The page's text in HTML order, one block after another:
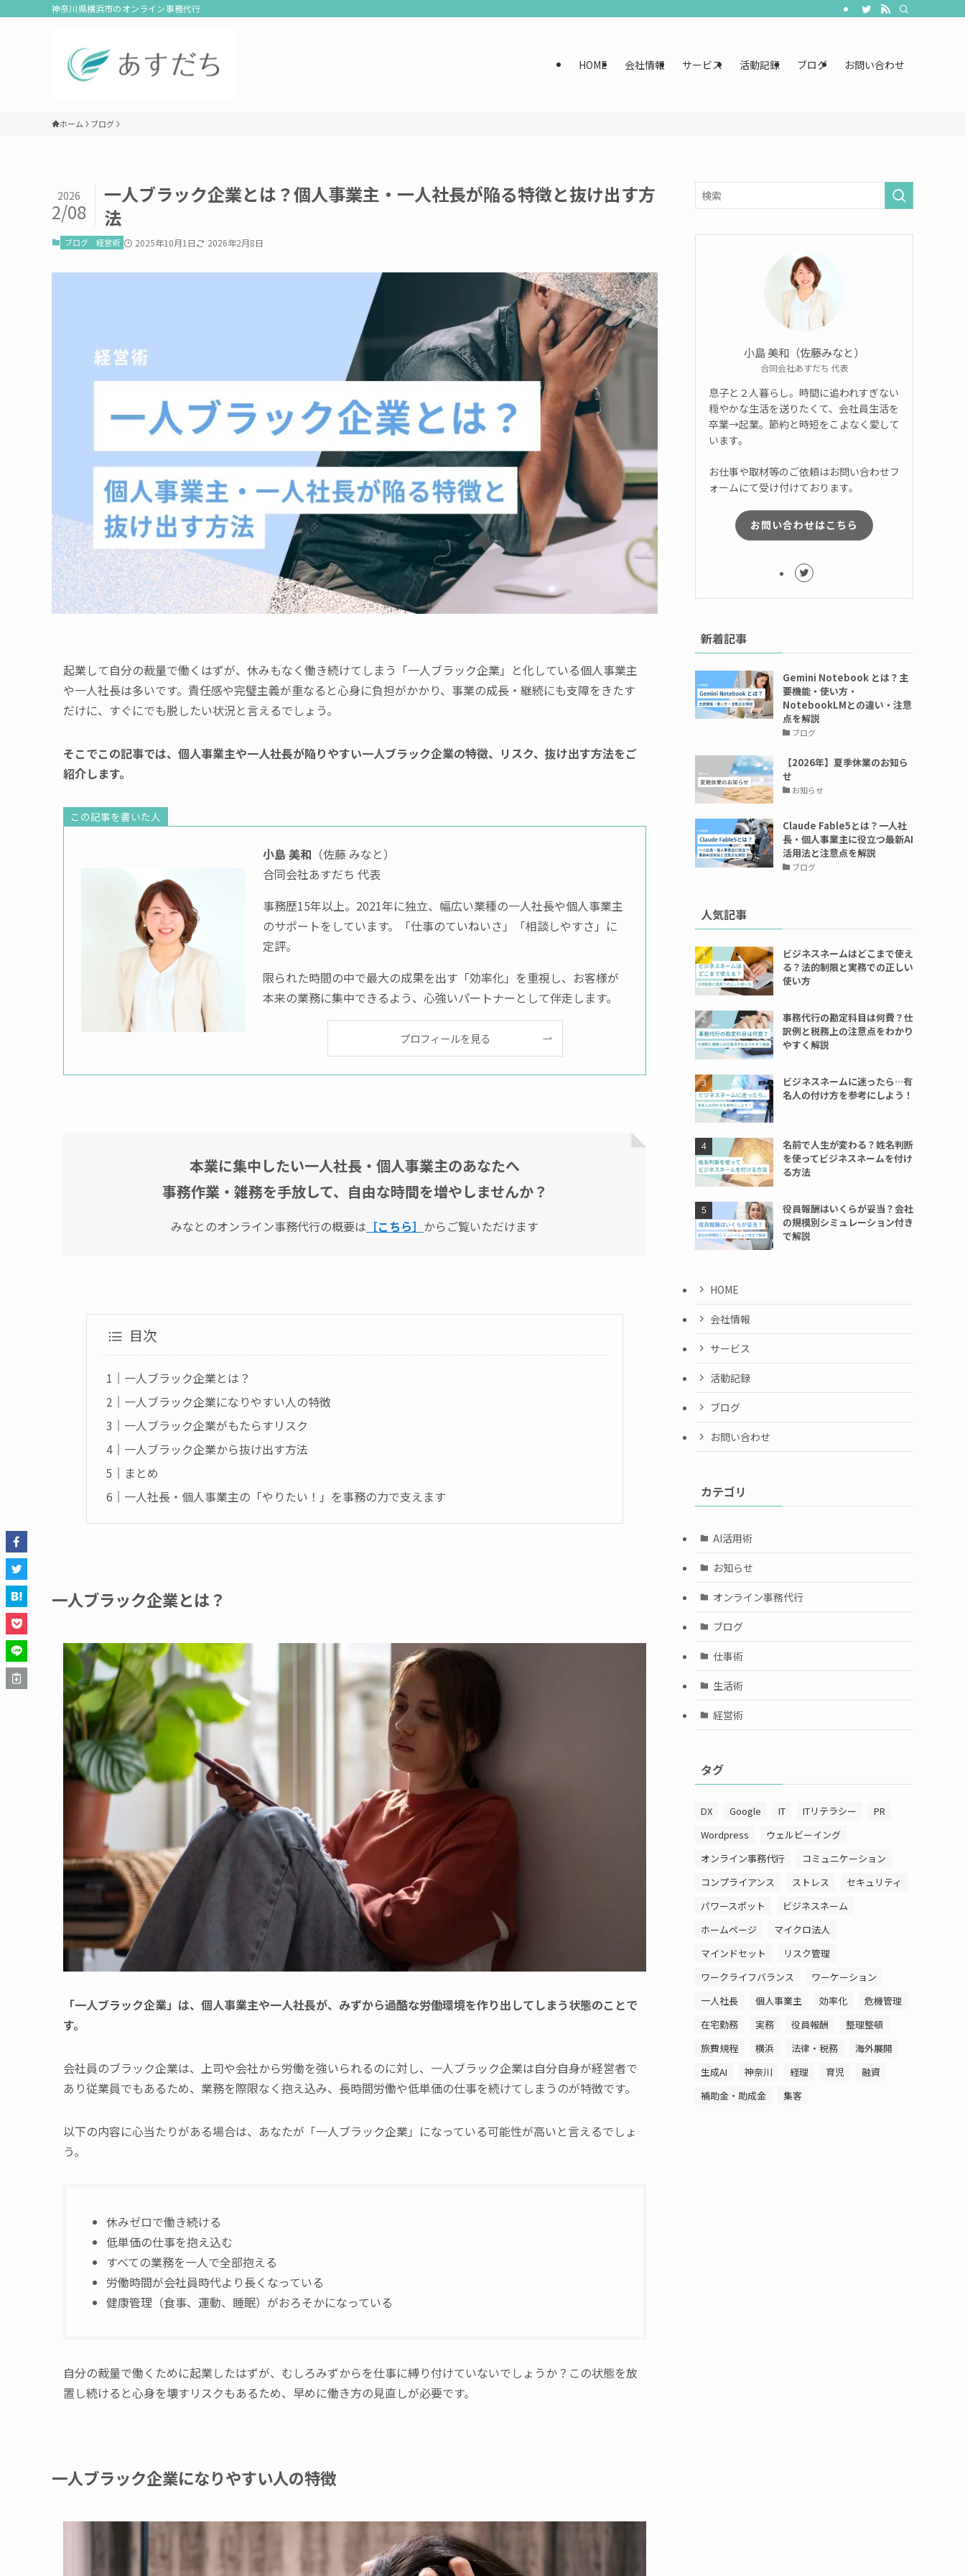
神奈川県横浜市のオンライン事務代行
HOME 会社情報 サービス 活動記録 ブログ お問い合わせ
ホーム ブログ
一人ブラック企業とは？個人事業主・一人社長が陥る特徴と抜け出す方
法
2026
2/08
ブログ 経営術 2025年10月1日 2026年2月8日
起業して自分の裁量で働くはずが、休みもなく働き続けてしまう「一人ブラック企業」と化している個人事業主
や一人社長は多いです。責任感や完璧主義が重なると心身に負担がかかり、事業の成長・継続にも支障をきたす
だけに、すぐにでも脱したい状況と言えるでしょう。
そこでこの記事では、個人事業主や一人社長が陥りやすい一人ブラック企業の特徴、リスク、抜け出す方法をご
紹介します。
この記事を書いた人
小島 美和 （佐藤 みなと）
合同会社あすだち 代表
事務歴15年以上。2021年に独立、幅広い業種の一人社長や個人事業主
のサポートをしています。「仕事のていねいさ」「相談しやすさ」に
定評。
限られた時間の中で最大の成果を出す「効率化」を重視し、お客様が
本来の業務に集中できるよう、心強いパートナーとして伴走します。
プロフィールを見る
本業に集中したい一人社長・個人事業主のあなたへ
事務作業・雑務を手放して、自由な時間を増やしませんか？
みなとのオンライン事務代行の概要は ［こちら］ からご覧いただけます
目次
一人ブラック企業とは？
一人ブラック企業になりやすい人の特徴
一人ブラック企業がもたらすリスク
一人ブラック企業から抜け出す方法
まとめ
一人社長・個人事業主の「やりたい！」を事務の力で支えます
一人ブラック企業とは？
「一人ブラック企業」は、個人事業主や一人社長が、みずから過酷な労働環境を作り出してしまう状態のことで
す。
会社員のブラック企業は、上司や会社から労働を強いられるのに対し、一人ブラック企業は自分自身が経営者で
あり従業員でもあるため、業務を際限なく抱え込み、長時間労働や低単価の仕事を続けてしまうのが特徴です。
以下の内容に心当たりがある場合は、あなたが「一人ブラック企業」になっている可能性が高いと言えるでしょ
う。
休みゼロで働き続ける
低単価の仕事を抱え込む
すべての業務を一人で全部抱える
労働時間が会社員時代より長くなっている
健康管理（食事、運動、睡眠）がおろそかになっている
自分の裁量で働くために起業したはずが、むしろみずからを仕事に縛り付けていないでしょうか？この状態を放
置し続けると心身を壊すリスクもあるため、早めに働き方の見直しが必要です。
一人ブラック企業になりやすい人の特徴
小島 美和（佐藤みなと）
合同会社あすだち 代表
息子と２人暮らし。時間に追われすぎない
穏やかな生活を送りたくて、会社員生活を
卒業→起業。節約と時短をこよなく愛して
います。
お仕事や取材等のご依頼はお問い合わせフ
ォームにて受け付けております。
お問い合わせはこちら
新着記事
Gemini Notebook とは？主
要機能・使い方・
NotebookLMとの違い・注意
点を解説
ブログ
【2026年】夏季休業のお知ら
せ
お知らせ
Claude Fable5とは？一人社
長・個人事業主に役立つ最新AI
活用法と注意点を解説
ブログ
人気記事
ビジネスネームはどこまで使え
る？法的制限と実務での正しい
使い方
事務代行の勘定科目は何費？仕
訳例と税務上の注意点をわかり
やすく解説
ビジネスネームに迷ったら…有
名人の付け方を参考にしよう！
名前で人生が変わる？姓名判断
を使ってビジネスネームを付け
る方法
役員報酬はいくらが妥当？会社
の規模別シミュレーション付き
で解説
HOME
会社情報
サービス
活動記録
ブログ
お問い合わせ
カテゴリ
AI活用術
お知らせ
オンライン事務代行
ブログ
仕事術
生活術
経営術
タグ
DX Google IT ITリテラシー
PR
Wordpress
ウェルビーイング
オンライン事務代行
コミュニケーション
コンプライアンス
ストレス
セキュリティ
パワースポット
ビジネスネーム
ホームページ
マイクロ法人
マインドセット
リスク管理
ワークライフバランス
ワーケーション
一人社長
個人事業主 効率化
危機管理
在宅勤務
実務 役員報酬
整理整頓
旅費規程
横浜 法律・税務
海外展開
生成AI
神奈川 経理 育児
融資
補助金・助成金
集客